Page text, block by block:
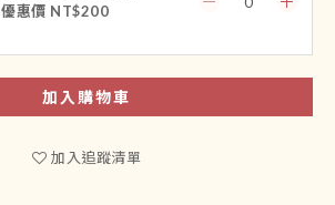
優惠價 NT$200
加入購物車
加入追蹤清單